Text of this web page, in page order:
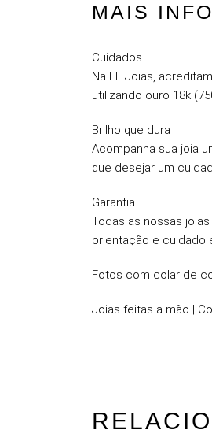
MAIS
Cuidados
Na FL Joias,
utilizando ouro 18k
Brilho que dura
Acompanha sua joia
que desejar um
Garantia
Todas as nossas
orientação e cuidado
Fotos com colar de
Joias feitas a mão |